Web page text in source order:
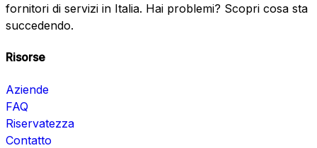
fornitori di servizi in Italia. Hai problemi? Scopri cosa sta
succedendo.
Risorse
Aziende
FAQ
Riservatezza
Contatto